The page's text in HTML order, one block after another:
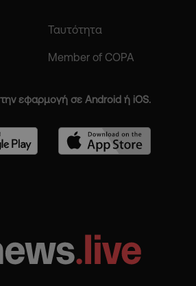
Ταυτότητα
Member of COPA
εφαρμογή σε Android ή iOS.